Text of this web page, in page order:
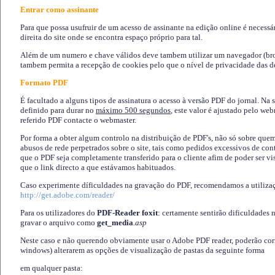
Entrar como assinante
Para que possa usufruir de um acesso de assinante na edição online é
direita do site onde se encontra espaço próprio para tal.
Além de um numero e chave válidos deve tambem utilizar um navegador
tambem permita a recepção de cookies pelo que o nível de privacidade das
Formato PDF
É facultado a alguns tipos de assinatura o acesso à versão PDF do jornal. Na
definido para durar no máximo 500 segundos, este valor é ajustado pelo
referido PDF contacte o webmaster.
Por forma a obter algum controlo na distribuição de PDF's, não só sobre
abusos de rede perpetrados sobre o site, tais como pedidos excessivos de
que o PDF seja completamente transferido para o cliente afim de poder ser
que o link directo a que estávamos habituados.
Caso experimente díficuldades na gravação do PDF, recomendamos a
http://get.adobe.com/reader/
Para os utilizadores do PDF-Reader foxit: certamente sentirão dificuldades
gravar o arquivo como get_media.asp
Neste caso e não querendo obviamente usar o Adobe PDF reader, poderão
windows) alterarem as opções de visualização de pastas da seguinte forma
em qualquer pasta: